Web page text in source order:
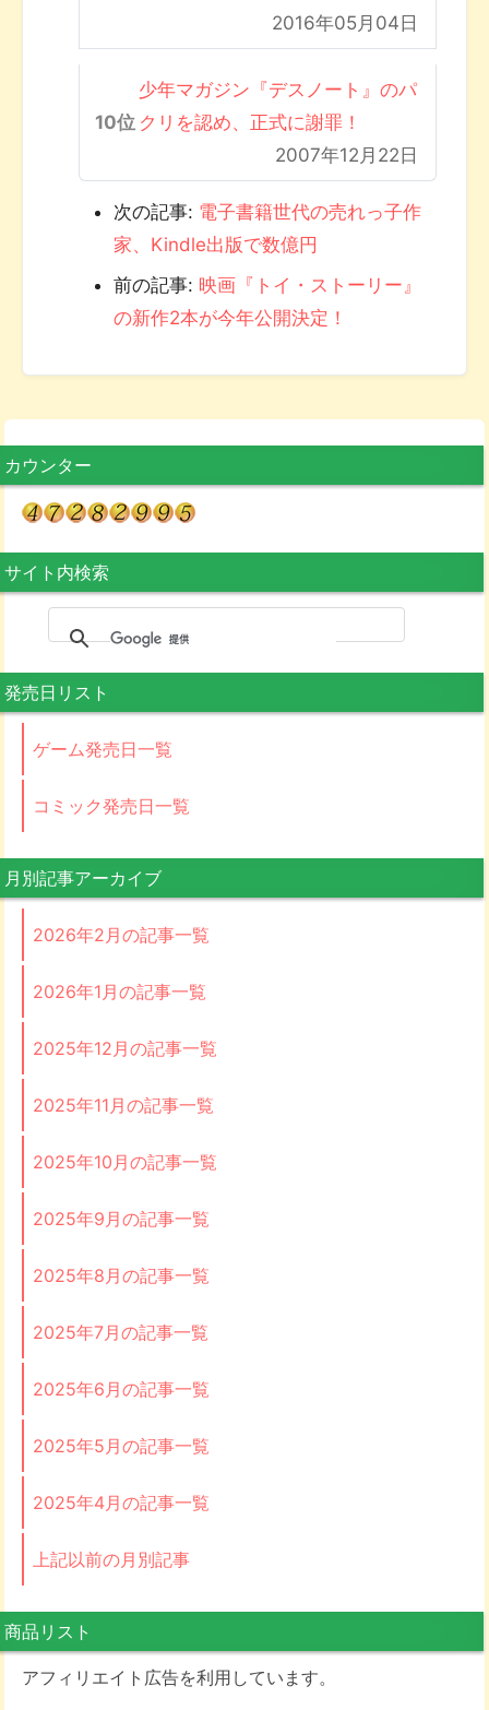
2016年05月04日
少年マガジン『デスノート』のパ
クリを認め、正式に謝罪！
2007年12月22日
次の記事: 電子書籍世代の売れっ子作
家、Kindle出版で数億円
前の記事: 映画『トイ・ストーリー』
の新作2本が今年公開決定！
カウンター
サイト内検索
発売日リスト
ゲーム発売日一覧
コミック発売日一覧
月別記事アーカイブ
2026年2月の記事一覧
2026年1月の記事一覧
2025年12月の記事一覧
2025年11月の記事一覧
2025年10月の記事一覧
2025年9月の記事一覧
2025年8月の記事一覧
2025年7月の記事一覧
2025年6月の記事一覧
2025年5月の記事一覧
2025年4月の記事一覧
上記以前の月別記事
商品リスト
アフィリエイト広告を利用しています。